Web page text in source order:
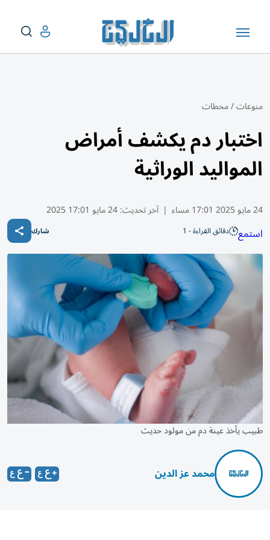
منوعات/محطات
اختبار دم يكشف أمراض
المواليد الوراثية
24 مايو 2025 17:01 مساء | آخر تحديث:24 مايو 17:01 2025
استمع دقائق القراءة - 1 شارك
طبيب يأخذ عينة دم من مولود حديث
محمد عز الدين